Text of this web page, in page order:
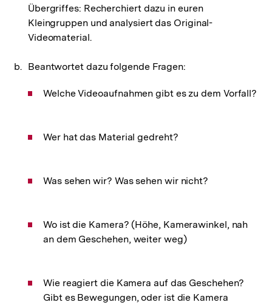
Übergriffes: Recherchiert dazu in euren
Kleingruppen und analysiert das Original-
Videomaterial.
Beantwortet dazu folgende Fragen:
Welche Videoaufnahmen gibt es zu dem Vorfall?
Wer hat das Material gedreht?
Was sehen wir? Was sehen wir nicht?
Wo ist die Kamera? (Höhe, Kamerawinkel, nah
an dem Geschehen, weiter weg)
Wie reagiert die Kamera auf das Geschehen?
Gibt es Bewegungen, oder ist die Kamera